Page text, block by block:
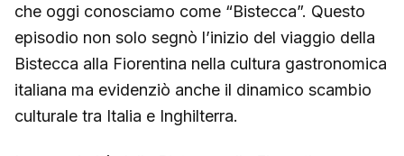
che oggi conosciamo come “Bistecca”. Questo
episodio non solo segnò l’inizio del viaggio della
Bistecca alla Fiorentina nella cultura gastronomica
italiana ma evidenziò anche il dinamico scambio
culturale tra Italia e Inghilterra.